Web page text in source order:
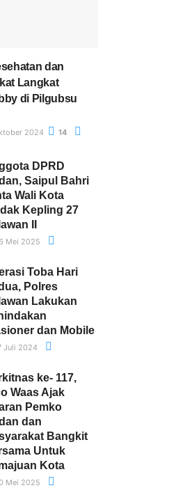
dan
Langkat
di Pilgubsu
2024 14
DPRD
Saipul Bahri
Wali Kota
Kepling 27
II
Mei 2025
Toba Hari
Polres
Lakukan
dan Mobile
Juli 2024
ke- 117,
Waas Ajak
Pemko
dan
Bangkit
Untuk
Kota
Mei 2025